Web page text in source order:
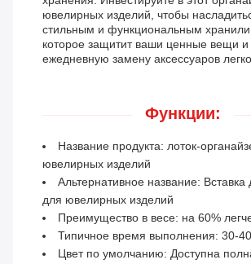
ювелирных изделий, чтобы
стильным и функциональным
которое защитит ваши ценные вещи и
ежедневную замену аксессуаров
Функции:
Название продукта: лоток-
ювелирных изделий
Альтернативное название:
для ювелирных изделий
Преимущество в весе: на 60%
Типичное время выполнения: 30-
Цвет по умолчанию: Доступна